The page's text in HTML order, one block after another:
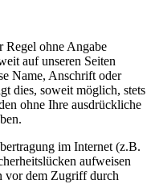
Regel ohne Angabe
auf unseren Seiten
Name, Anschrift oder
dies, soweit möglich, stets
ohne Ihre ausdrückliche
im Internet (z.B.
aufweisen
vor dem Zugriff durch